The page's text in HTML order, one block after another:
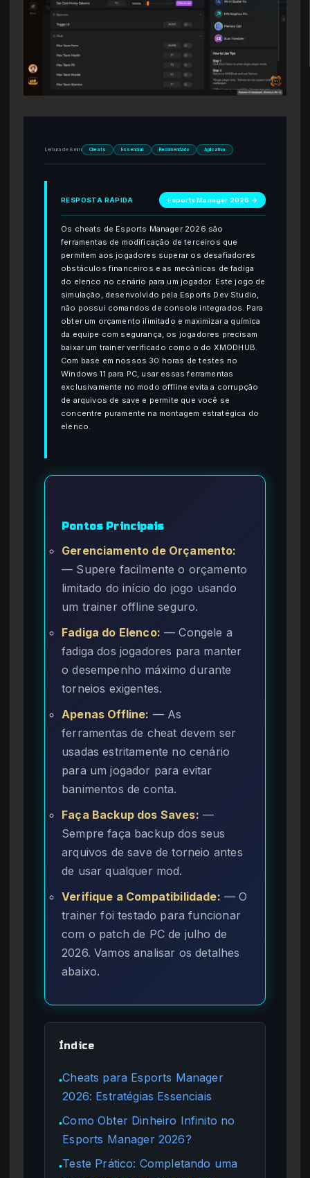
Leitura de 8 min Cheats Essencial Recomendado Aplicativo
RESPOSTA RÁPIDA Esports Manager 2026 →
Os cheats de Esports Manager 2026 são
ferramentas de modificação de terceiros que
permitem aos jogadores superar os desafiadores
obstáculos financeiros e as mecânicas de fadiga
do elenco no cenário para um jogador. Este jogo de
simulação, desenvolvido pela Esports Dev Studio,
não possui comandos de console integrados. Para
obter um orçamento ilimitado e maximizar a química
da equipe com segurança, os jogadores precisam
baixar um trainer verificado como o do XMODHUB.
Com base em nossos 30 horas de testes no
Windows 11 para PC, usar essas ferramentas
exclusivamente no modo offline evita a corrupção
de arquivos de save e permite que você se
concentre puramente na montagem estratégica do
elenco.
Pontos Principais
Gerenciamento de Orçamento:
— Supere facilmente o orçamento
limitado do início do jogo usando
um trainer offline seguro.
Fadiga do Elenco: — Congele a
fadiga dos jogadores para manter
o desempenho máximo durante
torneios exigentes.
Apenas Offline: — As
ferramentas de cheat devem ser
usadas estritamente no cenário
para um jogador para evitar
banimentos de conta.
Faça Backup dos Saves: —
Sempre faça backup dos seus
arquivos de save de torneio antes
de usar qualquer mod.
Verifique a Compatibilidade: — O
trainer foi testado para funcionar
com o patch de PC de julho de
2026. Vamos analisar os detalhes
abaixo.
Índice
●Cheats para Esports Manager
2026: Estratégias Essenciais
●Como Obter Dinheiro Infinito no
Esports Manager 2026?
●Teste Prático: Completando uma